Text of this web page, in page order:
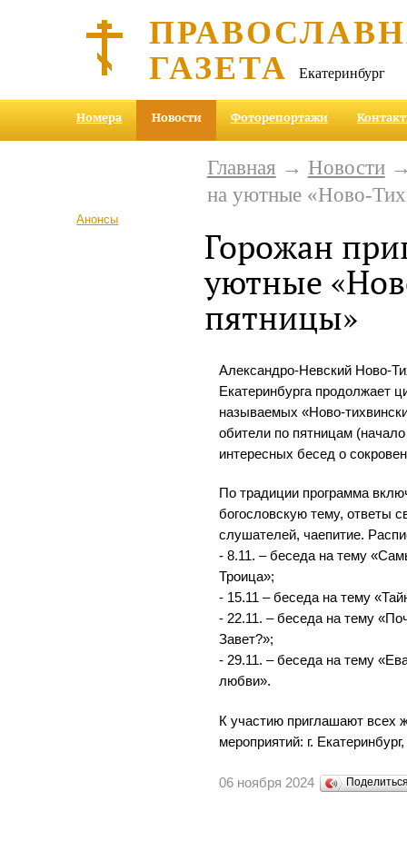
ГАЗЕТА Екатеринбург
Номера Новости Фоторепортажи
Анонсы
Главная → Новости→
на уютные «Ново-
Горожан
уютные
пятницы»
Александро-Невский Ново-
Екатеринбурга продолжает
называемых «Ново-
обители по пятницам
интересных бесед о
По традиции программа
богословскую тему, ответы
слушателей, чаепитие.
- 8.11. – беседа на тему
Троица»;
- 15.11 – беседа на тему
- 22.11. – беседа на тему
Завет?»;
- 29.11. – беседа на тему
любви».
К участию приглашают всех
мероприятий: г.
06 ноября 2024